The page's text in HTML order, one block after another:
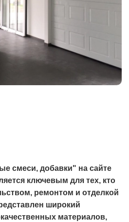
смеси, добавки" на сайте
ключевым для тех, кто
ремонтом и отделкой
широкий
материалов,